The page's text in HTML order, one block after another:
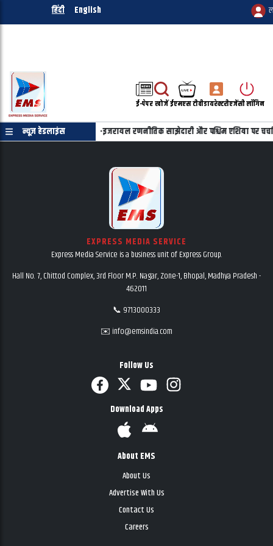
हिंदी English
ई-पेपरखोजेंईएमएस टीवीडायरेक्टरीएजेंसी लॉगिन
न्यूज़ हेडलाइंस
की फोन पर बातचीत, भारत-इजरायल रणनीतिक साझेदारी और पश्चिम एशिया पर चर्चा
EXPRESS MEDIA SERVICE
Express Media Service is a business unit of Express Group.
Hall No. 7, Chittod Complex, 3rd Floor M.P. Nagar, Zone-1, Bhopal, Madhya Pradesh -
462011
📞 9713000333
✉️ info@emsindia.com
Follow Us
Download Apps
About EMS
About Us
Advertise With Us
Contact Us
Careers